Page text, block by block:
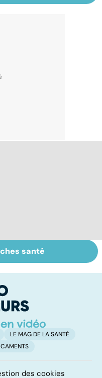
des
: que
?
santé
LE MAG DE LA SANTÉ
des cookies